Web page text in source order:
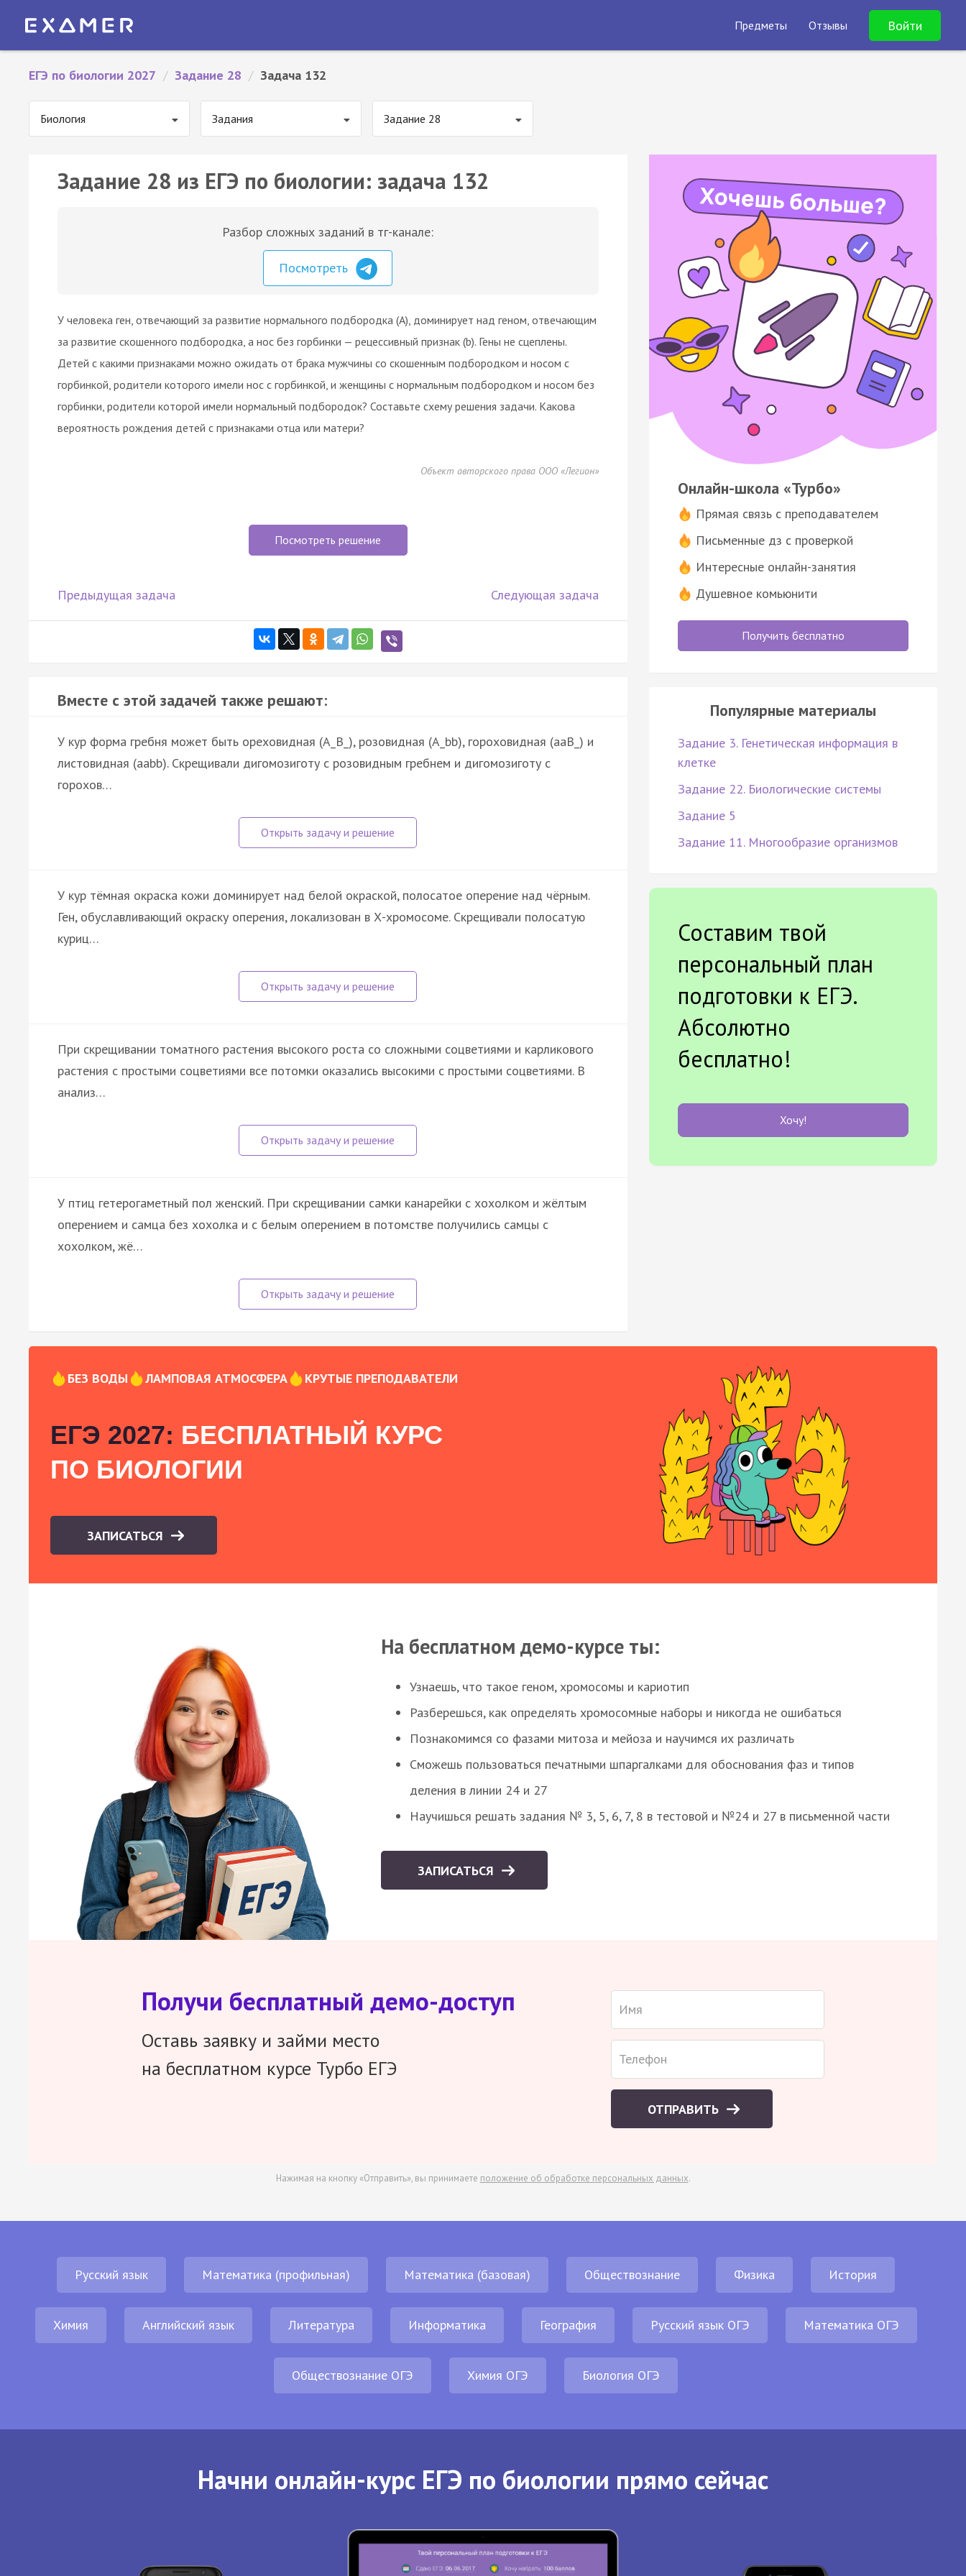
Предметы Отзывы Войти
ЕГЭ по биологии 2027 / Задание 28 / Задача 132
Биология Задания Задание 28
Задание 28 из ЕГЭ по биологии: задача 132
Разбор сложных заданий в тг-канале:
Посмотреть
У человека ген, отвечающий за развитие нормального подбородка (А), доминирует над геном, отвечающим
за развитие скошенного подбородка, а нос без горбинки — рецессивный признак (b). Гены не сцеплены.
Детей с какими признаками можно ожидать от брака мужчины со скошенным подбородком и носом с
горбинкой, родители которого имели нос с горбинкой, и женщины с нормальным подбородком и носом без
горбинки, родители которой имели нормальный подбородок? Составьте схему решения задачи. Какова
вероятность рождения детей с признаками отца или матери?
Объект авторского права ООО «Легион»
Посмотреть решение
Предыдущая задача Следующая задача
Вместе с этой задачей также решают:
У кур форма гребня может быть ореховидная (А_В_), розовидная (А_bb), гороховидная (ааВ_) и
листовидная (ааbb). Скрещивали дигомозиготу с розовидным гребнем и дигомозиготу с
горохов…
У кур тёмная окраска кожи доминирует над белой окраской, полосатое оперение над чёрным.
Ген, обуславливающий окраску оперения, локализован в Х-хромосоме. Скрещивали полосатую
куриц…
При скрещивании томатного растения высокого роста со сложными соцветиями и карликового
растения с простыми соцветиями все потомки оказались высокими с простыми соцветиями. В
анализ…
У птиц гетерогаметный пол женский. При скрещивании самки канарейки с хохолком и жёлтым
оперением и самца без хохолка и с белым оперением в потомстве получились самцы с
хохолком, жё…
Онлайн-школа «Турбо»
Прямая связь с преподавателем
Письменные дз с проверкой
Интересные онлайн-занятия
Душевное комьюнити
Получить бесплатно
Популярные материалы
Задание 3. Генетическая информация в
клетке
Задание 22. Биологические системы
Задание 5
Задание 11. Многообразие организмов
Составим твой
персональный план
подготовки к ЕГЭ.
Абсолютно
бесплатно!
Хочу!
БЕЗ ВОДЫ ЛАМПОВАЯ АТМОСФЕРА КРУТЫЕ ПРЕПОДАВАТЕЛИ
ЕГЭ 2027: БЕСПЛАТНЫЙ КУРС
ПО БИОЛОГИИ
ЗАПИСАТЬСЯ
На бесплатном демо-курсе ты:
Узнаешь, что такое геном, хромосомы и кариотип
Разберешься, как определять хромосомные наборы и никогда не ошибаться
Познакомимся со фазами митоза и мейоза и научимся их различать
Сможешь пользоваться печатными шпаргалками для обоснования фаз и типов
деления в линии 24 и 27
Научишься решать задания № 3, 5, 6, 7, 8 в тестовой и №24 и 27 в письменной части
ЗАПИСАТЬСЯ
Получи бесплатный демо-доступ
Оставь заявку и займи место
на бесплатном курсе Турбо ЕГЭ
ОТПРАВИТЬ
Нажимая на кнопку «Отправить», вы принимаете положение об обработке персональных данных.
Русский язык Математика (профильная) Математика (базовая) Обществознание Физика История
Химия Английский язык Литература Информатика География Русский язык ОГЭ Математика ОГЭ
Обществознание ОГЭ Химия ОГЭ Биология ОГЭ
Начни онлайн-курс ЕГЭ по биологии прямо сейчас